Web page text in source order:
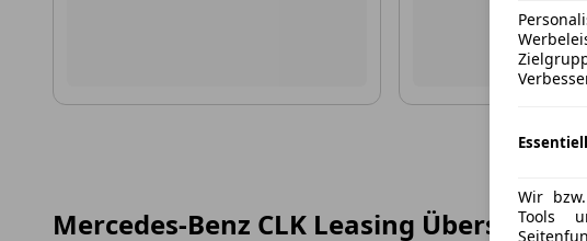
Mercedes-Benz CLK Leasing Übersicht
Wir
Tools